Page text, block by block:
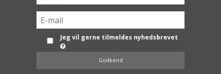
Jeg vil gerne tilmeldes nyhedsbrevet
Godkend